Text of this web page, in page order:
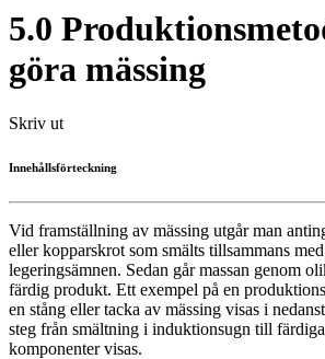
5.0
göra mässing
Skriv ut
Innehållsförteckning
Vid framställning av mässing utgår man
eller kopparskrot som smälts tillsammans
legeringsämnen. Sedan går massan genom
färdig produkt. Ett exempel på en
en stång eller tacka av mässing visas i
steg från smältning i induktionsugn till
komponenter visas.